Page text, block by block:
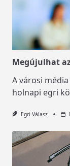
Megújulhat
A városi
holnapi egri
Egri Válasz